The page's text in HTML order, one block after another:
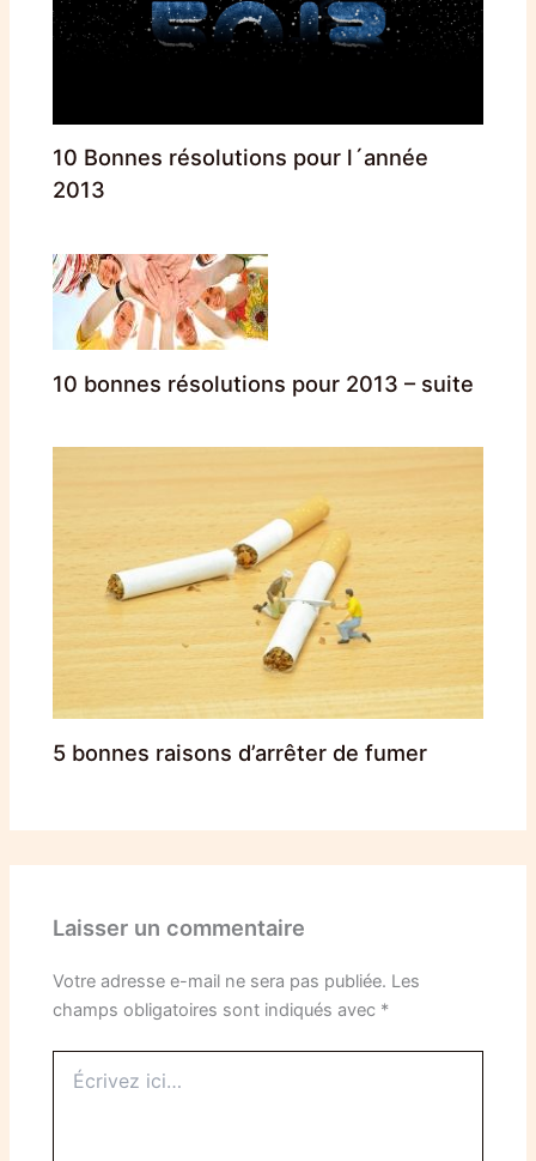
10 Bonnes résolutions pour l´année
2013
10 bonnes résolutions pour 2013 – suite
5 bonnes raisons d’arrêter de fumer
Laisser un commentaire
Votre adresse e-mail ne sera pas publiée. Les
champs obligatoires sont indiqués avec *
ici…